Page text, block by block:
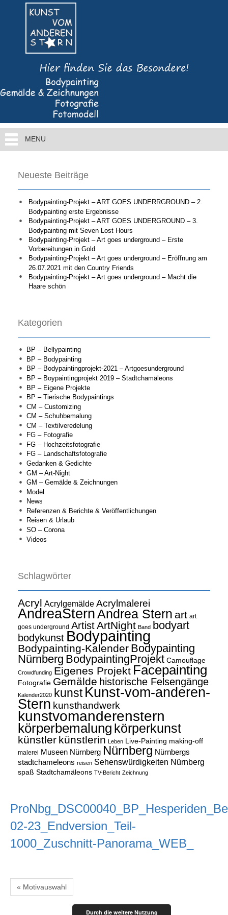
MENU
Neueste Beiträge
Bodypainting-Projekt – ART GOES UNDERRGROUND – 2.
Bodypainting erste Ergebnisse
Bodypainting-Projekt – ART GOES UNDERGROUND – 3.
Bodypainting mit Seven Lost Hours
Bodypainting-Projekt – Art goes underground – Erste
Vorbereitungen in Gold
Bodypainting-Projekt – Art goes underground – Eröffnung am
26.07.2021 mit den Country Friends
Bodypainting-Projekt – Art goes underground – Macht die
Haare schön
Kategorien
BP – Bellypainting
BP – Bodypainting
BP – Bodypaintingprojekt-2021 – Artgoesunderground
BP – Boypaintingprojekt 2019 – Stadtchamäleons
BP – Eigene Projekte
BP – Tierische Bodypaintings
CM – Customizing
CM – Schuhbemalung
CM – Textilveredelung
FG – Fotografie
FG – Hochzeitsfotografie
FG – Landschaftsfotografie
Gedanken & Gedichte
GM – Art-Night
GM – Gemälde & Zeichnungen
Model
News
Referenzen & Berichte & Veröffentlichungen
Reisen & Urlaub
SO – Corona
Videos
Schlagwörter
Acryl Acrylgemälde Acrylmalerei
AndreaSternAndrea Stern art art
goes underground ArtistArtNight Band bodyart
bodykunst Bodypainting
Bodypainting-Kalender Bodypainting
Nürnberg BodypaintingProjekt Camouflage
Crowdfunding Eigenes Projekt Facepainting
Fotografie Gemälde historische Felsengänge
Kalender2020 kunst Kunst-vom-anderen-
Stern kunsthandwerk
kunstvomanderenstern
körperbemalung körperkunst
künstler künstlerin Leben Live-Painting making-off
malerei Museen Nürnberg Nürnberg Nürnbergs
stadtchameleons reisen Sehenswürdigkeiten Nürnberg
spaß Stadtchamäleons TV-Bericht Zeichnung
02-23_Endversion_Teil-
1000_Zuschnitt-Panorama_WEB_
« Motivauswahl
Durch die weitere Nutzung